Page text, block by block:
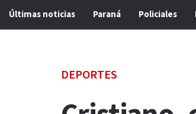
Últimas noticias Paraná Policiales
DEPORTES